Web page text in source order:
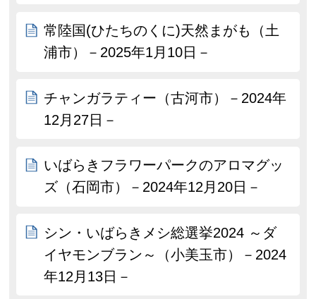
常陸国(ひたちのくに)天然まがも（土
浦市）－2025年1月10日－
チャンガラティー（古河市）－2024年
12月27日－
いばらきフラワーパークのアロマグッ
ズ（石岡市）－2024年12月20日－
シン・いばらきメシ総選挙2024 ～ダ
イヤモンブラン～（小美玉市）－2024
年12月13日－